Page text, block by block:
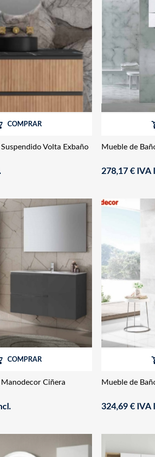
Volta Exbaño
COMPRAR
Mueble de
278,17 € IVA
Ciñera
COMPRAR
Mueble de
324,69 € IVA